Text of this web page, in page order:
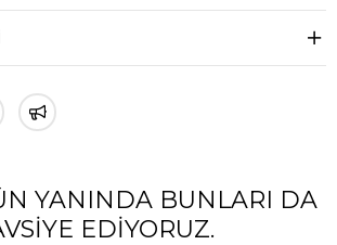
YANINDA BUNLARI DA
EDIYORUZ.